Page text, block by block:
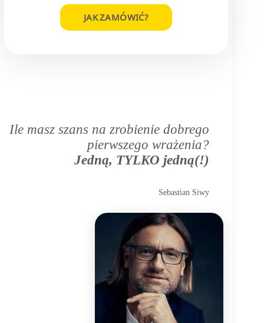
JAK ZAMÓWIĆ?
Ile masz szans na zrobienie dobrego
pierwszego wrażenia?
Jedną, TYLKO jedną(!)
Sebastian Siwy